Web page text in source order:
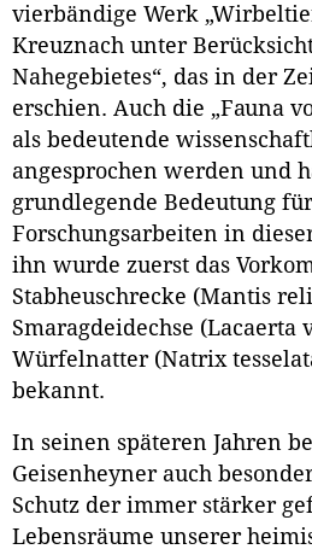
vierbändige Werk
Kreuznach unter
Nahegebietes“, das in der
erschien. Auch die „Fauna
als bedeutende
angesprochen werden und
grundlegende Bedeutung
Forschungsarbeiten in
ihn wurde zuerst das
Stabheuschrecke (Mantis
Smaragdeidechse
Würfelnatter (Natrix
bekannt.
In seinen späteren Jahren
Geisenheyner auch
Schutz der immer stärker
Lebensräume unserer